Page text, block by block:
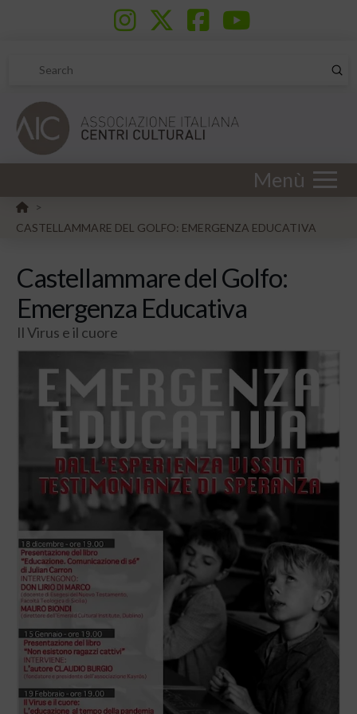
Search
Menù
HOME
>
CASTELLAMMARE DEL GOLFO: EMERGENZA EDUCATIVA
Castellammare del Golfo:
Emergenza Educativa
Il Virus e il cuore